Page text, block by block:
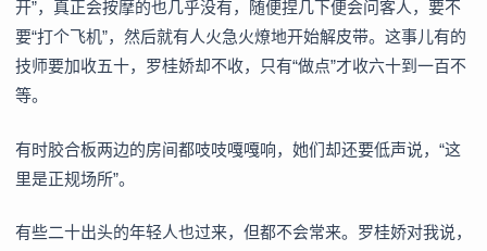
开”，真正会按摩的也几乎没有，随便捏几下便会问客人，要不
要“打个飞机”，然后就有人火急火燎地开始解皮带。这事儿有的
技师要加收五十，罗桂娇却不收，只有“做点”才收六十到一百不
等。
有时胶合板两边的房间都吱吱嘎嘎响，她们却还要低声说，“这
里是正规场所”。
有些二十出头的年轻人也过来，但都不会常来。罗桂娇对我说，